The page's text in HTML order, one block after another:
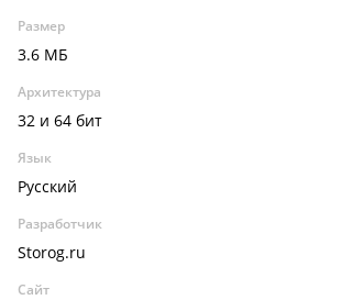
Размер
3.6 МБ
Архитектура
32 и 64 бит
Язык
Русский
Разработчик
Storog.ru
Сайт